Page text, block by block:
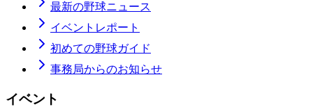
最新の野球ニュース
イベントレポート
初めての野球ガイド
事務局からのお知らせ
イベント